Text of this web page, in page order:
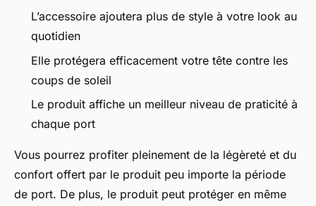
L’accessoire ajoutera plus de style à votre look au
quotidien
Elle protégera efficacement votre tête contre les
coups de soleil
Le produit affiche un meilleur niveau de praticité à
chaque port
Vous pourrez profiter pleinement de la légèreté et du
confort offert par le produit peu importe la période
de port. De plus, le produit peut protéger en même